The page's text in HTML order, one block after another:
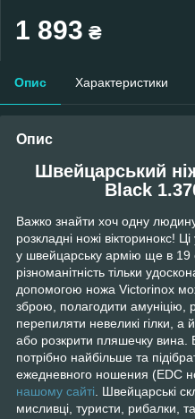
1 893 ₴
Опис Характеристики
Опис
Швейцарський
Black
Важко знайти хоч одну
розкладні ножі вікторинокс!
у швейцарську армію ще в 19
різноманітність тільки
допомогою ножа Victorinox
зброю, полагодити амуніцію,
перепиляти невеликі гілки, а
або розкрити пляшечку
потрібно найбільше та
ежедневного ношения (EDC
нашому сайті. Швейцарські
мисливці, туристи, рибалки,